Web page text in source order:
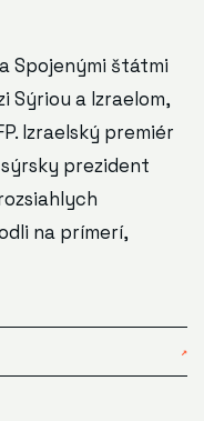
Spojenými štátmi
Sýriou a Izraelom,
Izraelský premiér
prezident
na prímerí,
↗